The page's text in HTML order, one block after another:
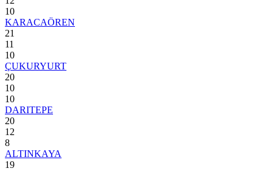
10
KARACAÖREN
21
11
10
ÇUKURYURT
20
10
10
DARITEPE
20
12
8
ALTINKAYA
19